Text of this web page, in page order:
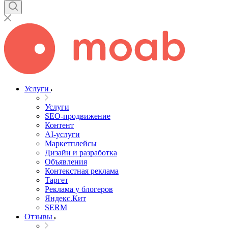
Услуги
Услуги
SEO-продвижение
Контент
AI-услуги
Маркетплейсы
Дизайн и разработка
Объявления
Контекстная реклама
Таргет
Реклама у блогеров
Яндекс.Кит
SERM
Отзывы